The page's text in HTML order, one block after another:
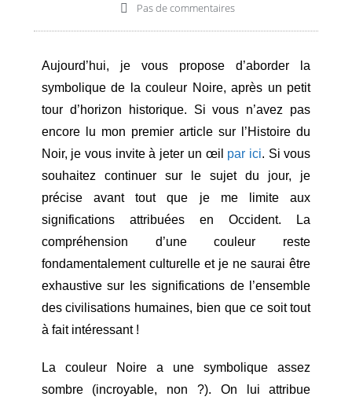
Pas de commentaires
Aujourd’hui, je vous propose d’aborder la
symbolique de la couleur Noire, après un petit
tour d’horizon historique. Si vous n’avez pas
encore lu mon premier article sur l’Histoire du
Noir, je vous invite à jeter un œil par ici. Si vous
souhaitez continuer sur le sujet du jour, je
précise avant tout que je me limite aux
significations attribuées en Occident. La
compréhension d’une couleur reste
fondamentalement culturelle et je ne saurai être
exhaustive sur les significations de l’ensemble
des civilisations humaines, bien que ce soit tout
à fait intéressant !
La couleur Noire a une symbolique assez
sombre (incroyable, non ?). On lui attribue